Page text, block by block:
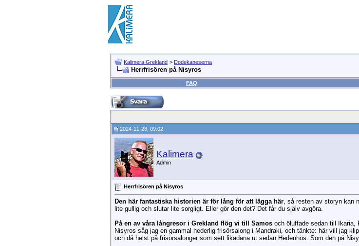
Kalimera Grekland > Dodekaneserna
Herrfrisören på Nisyros
FAQ
2024-11-28, 09:02
Kalimera
Admin
Herrfrisören på Nisyros
Den här fantastiska historien är för lång för att lägga här, så resten av storyn kan
lite gullig och slutar lite sorgligt. Eller gör den det? Det får du själv avgöra.
På en av våra långresor i Grekland flög vi till Samos och öluffade sedan till Ikaria,
Nisyros såg jag en gammal hederlig frisörsalong i Mandraki, och tänkte: här vill jag
och då helst på frisörsalonger som sett likadana ut sedan Hedenhös. Som den på